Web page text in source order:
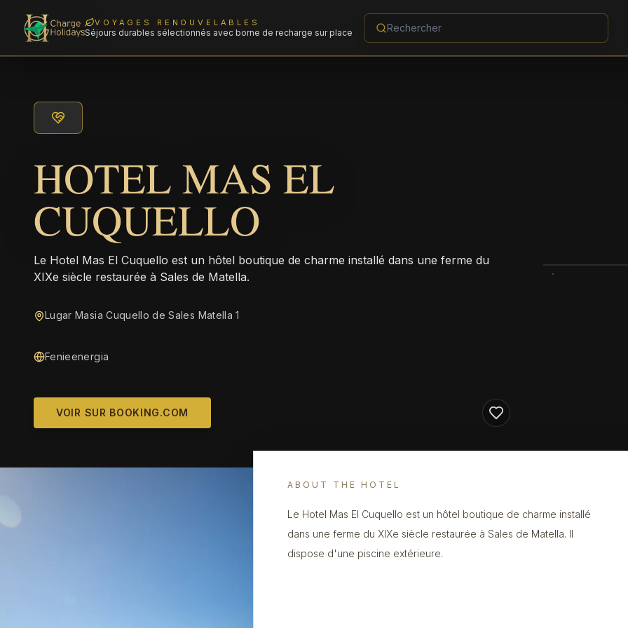
VOYAGES RENOUVELABLES
Séjours durables sélectionnés avec borne de recharge sur place
HOTEL MAS EL
CUQUELLO
Le Hotel Mas El Cuquello est un hôtel boutique de charme installé dans une ferme du
XIXe siècle restaurée à Sales de Matella.
Lugar Masia Cuquello de Sales Matella 1
Fenieenergia
VOIR SUR BOOKING.COM
ABOUT THE HOTEL
Le Hotel Mas El Cuquello est un hôtel boutique de charme installé
dans une ferme du XIXe siècle restaurée à Sales de Matella. Il
dispose d'une piscine extérieure.